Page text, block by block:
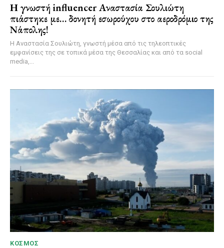
Η γνωστή influencer Αναστασία Σουλιώτη
πιάστηκε με… δονητή εσωρούχου στο αεροδρόμιο της
Νάπολης!
Η Αναστασία Σουλιώτη, γνωστή μέσα από τις τηλεοπτικές
εμφανίσεις της σε τοπικά μέσα της Θεσσαλίας και από τα social
media,...
ΚΌΣΜΟΣ